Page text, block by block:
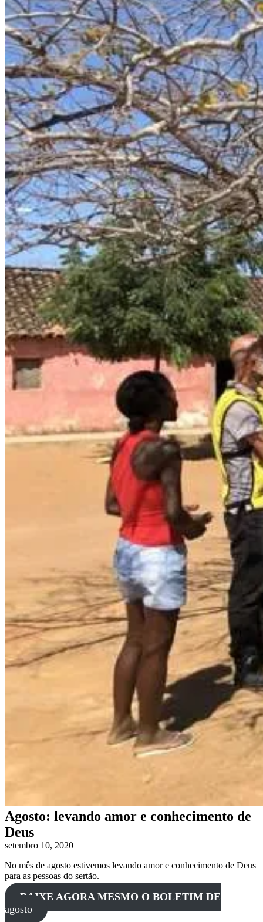
Agosto: levando amor e conhecimento de
Deus
setembro 10, 2020
No mês de agosto estivemos levando amor e conhecimento de Deus
para as pessoas do sertão.
BAIXE AGORA MESMO O BOLETIM DE
agosto